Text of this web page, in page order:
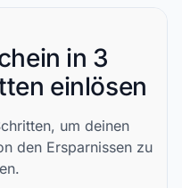
in 3
einlösen
um deinen
den Ersparnissen zu